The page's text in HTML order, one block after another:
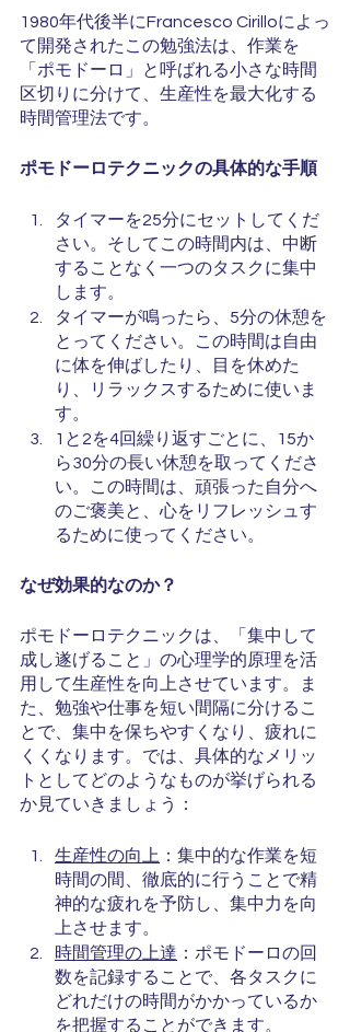
1980年代後半にFrancesco Cirilloによっ
て開発されたこの勉強法は、作業を
「ポモドーロ」と呼ばれる小さな時間
区切りに分けて、生産性を最大化する
時間管理法です。
ポモドーロテクニックの具体的な手順
タイマーを25分にセットしてくだ
さい。そしてこの時間内は、中断
することなく一つのタスクに集中
します。
タイマーが鳴ったら、5分の休憩を
とってください。この時間は自由
に体を伸ばしたり、目を休めた
り、リラックスするために使いま
す。
1と2を4回繰り返すごとに、15か
ら30分の長い休憩を取ってくださ
い。この時間は、頑張った自分へ
のご褒美と、心をリフレッシュす
るために使ってください。
なぜ効果的なのか？
ポモドーロテクニックは、「集中して
成し遂げること」の心理学的原理を活
用して生産性を向上させています。ま
た、勉強や仕事を短い間隔に分けるこ
とで、集中を保ちやすくなり、疲れに
くくなります。では、具体的なメリッ
トとしてどのようなものが挙げられる
か見ていきましょう：
生産性の向上 ：集中的な作業を短
時間の間、徹底的に行うことで精
神的な疲れを予防し、集中力を向
上させます。
時間管理の上達 ：ポモドーロの回
数を記録することで、各タスクに
どれだけの時間がかかっているか
を把握することができます。